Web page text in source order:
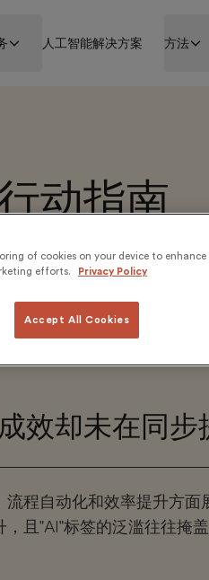
人工智能解决方案 方法
动指南
企业学习解决方案
效却未在同步
程自动化和效率提升方面
且"AI"标签的泛滥往往掩
of cookies on your device to enhance
efforts.
Privacy Policy
Accept All Cookies